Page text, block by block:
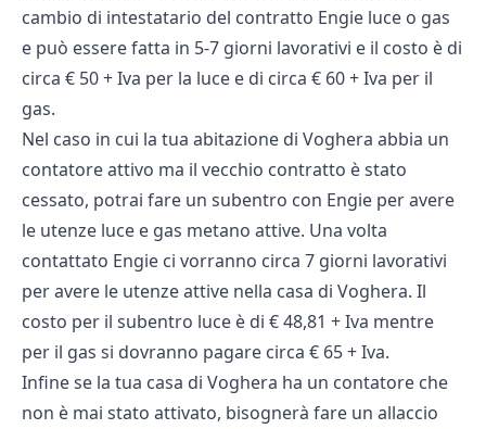
cambio di intestatario del contratto Engie luce o gas
e può essere fatta in 5-7 giorni lavorativi e il costo è di
circa € 50 + Iva per la luce e di circa € 60 + Iva per il
gas.
Nel caso in cui la tua abitazione di Voghera abbia un
contatore attivo ma il vecchio contratto è stato
cessato, potrai fare un subentro con Engie per avere
le utenze luce e gas metano attive. Una volta
contattato Engie ci vorranno circa 7 giorni lavorativi
per avere le utenze attive nella casa di Voghera. Il
costo per il subentro luce è di € 48,81 + Iva mentre
per il gas si dovranno pagare circa € 65 + Iva.
Infine se la tua casa di Voghera ha un contatore che
non è mai stato attivato, bisognerà fare un allaccio